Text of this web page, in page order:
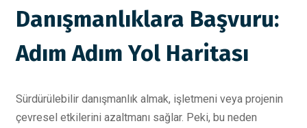
Danışmanlıklara Başvuru:
Adım Adım Yol Haritası
Sürdürülebilir danışmanlık almak, işletmeni veya projenin
çevresel etkilerini azaltmanı sağlar. Peki, bu neden